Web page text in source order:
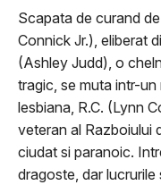
Scapata de curand
Connick Jr.), eliberat
(Ashley Judd), o
tragic, se muta intr-
lesbiana, R.C. (Lynn
veteran al Razboiului
ciudat si paranoic.
dragoste, dar